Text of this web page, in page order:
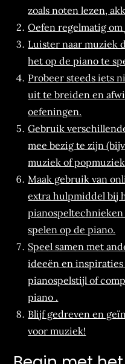
zoals noten lezen,
Oefen regelmatig
Luister naar muziek
het op de piano te
Probeer steeds iets
uit te breiden en
oefeningen.
Gebruik
mee bezig te zijn
muziek of
Maak gebruik van
extra hulpmiddel bij
spelen op de piano.
Speel samen met
ideeën en
pianospelstijl of
piano .
Blijf gedreven en
voor muziek!